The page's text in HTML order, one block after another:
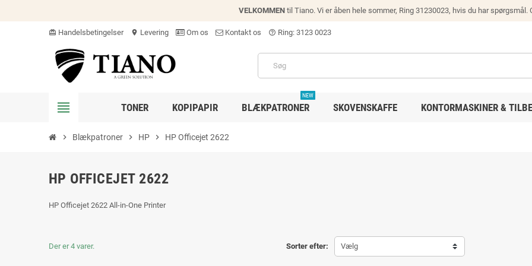
VELKOMMEN til Tiano. Vi er åben hele sommer, Ring 31230023, hvis du har spørgsmål.
card_giftcard Handelsbetingelser location_on Levering Om os Kontakt os help_outline Ring: 3123 0023
view_headline TONER KOPIPAPIR BLÆKPATRONER
NEW
SKOVENSKAFFE KONTORMASKINER &
chevron_right Blækpatroner chevron_right HP chevron_right HP Officejet 2622
HP OFFICEJET 2622
HP Officejet 2622 All-in-One Printer
Sorter efter: Vælg
Der er 4 varer.